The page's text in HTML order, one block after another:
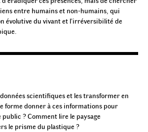
entre humains et non-humains, qui
évolutive du vivant et l’irréversibilité de
scientifiques et les transformer en
forme donner à ces informations pour
? Comment lire le paysage
le prisme du plastique ?